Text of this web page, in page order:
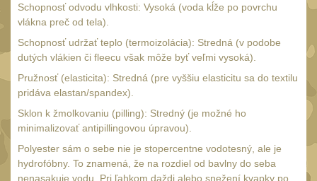
Schopnosť odvodu vlhkosti: Vysoká (voda kĺže po povrchu
vlákna preč od tela).
Schopnosť udržať teplo (termoizolácia): Stredná (v podobe
dutých vlákien či fleecu však môže byť veľmi vysoká).
Pružnosť (elasticita): Stredná (pre vyššiu elasticitu sa do textilu
pridáva elastan/spandex).
Sklon k žmolkovaniu (pilling): Stredný (je možné ho
minimalizovať antipillingovou úpravou).
Polyester sám o sebe nie je stopercentne vodotesný, ale je
hydrofóbny. To znamená, že na rozdiel od bavlny do seba
nenasakuje vodu. Pri ľahkom daždi alebo snežení kvapky po